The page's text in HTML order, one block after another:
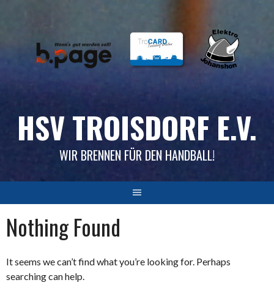
HSV TROISDORF E.V.
WIR BRENNEN FÜR DEN HANDBALL!
Nothing Found
It seems we can’t find what you’re looking for. Perhaps
searching can help.